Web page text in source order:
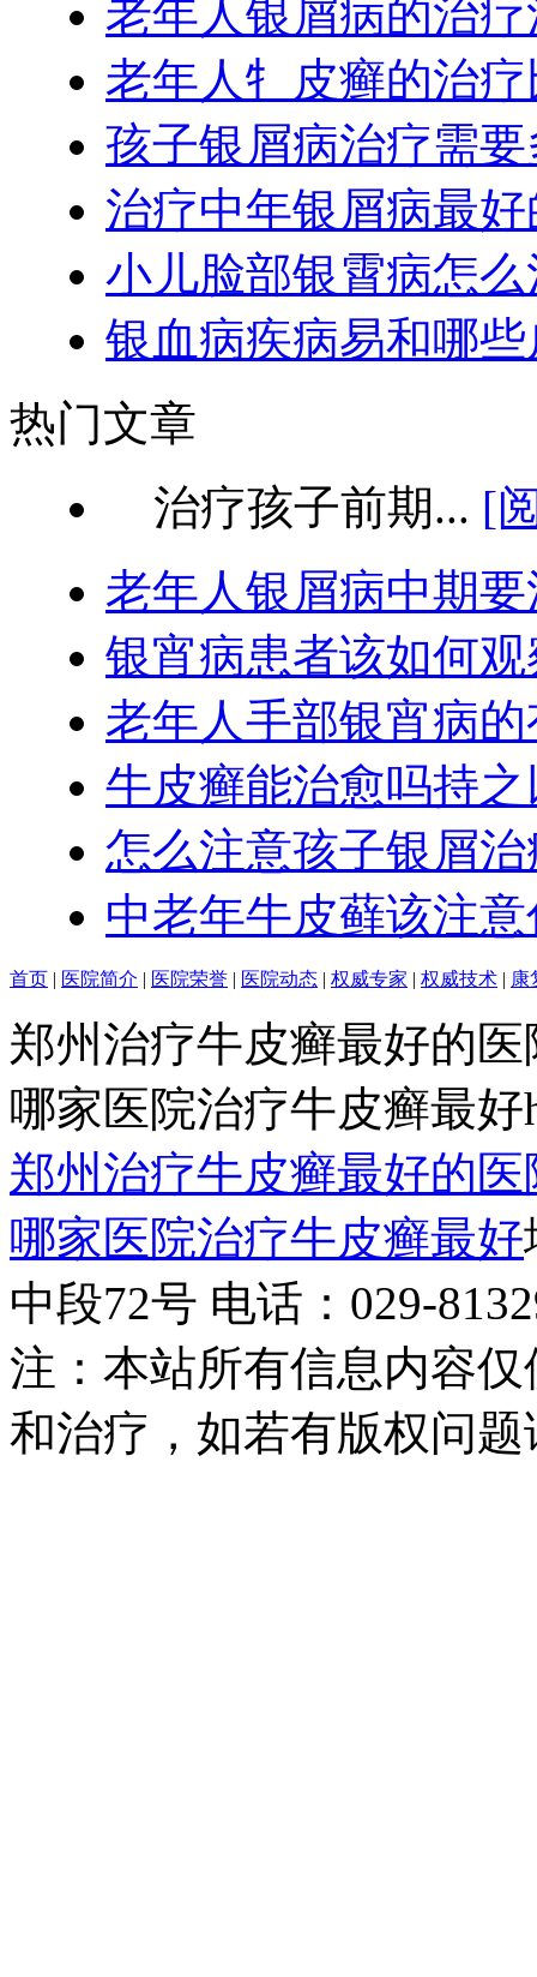
老年人银屑病的治
老年人牜皮癣的治
孩子银屑病治疗需
治疗中年银屑病最
小儿脸部银霄病怎么
银血病疾病易和哪
热门文章
治疗孩子前期... [
老年人银屑病中期
银宵病患者该如何
老年人手部银宵病
牛皮癣能治愈吗持
怎么注意孩子银屑
中老年牛皮藓该注
首页 | 医院简介 | 医院荣誉 | 医院动态 | 权威专家 | 权威技术 | 康
郑州治疗牛皮癣最好的
哪家医院治疗牛皮癣最好
郑州治疗牛皮癣最好的
哪家医院治疗牛皮癣最好
中段72号 电话：029-
注：本站所有信息内容
和治疗，如若有版权问